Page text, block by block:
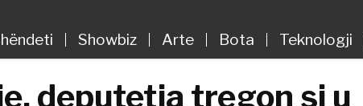
Showbiz Arte Bota Teknologji
deputetja tregon si u